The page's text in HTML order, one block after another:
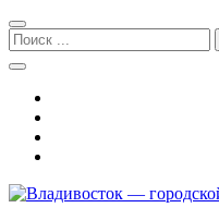
Перейти
к
навигации
Перейти
к
содержимому
Поиск: